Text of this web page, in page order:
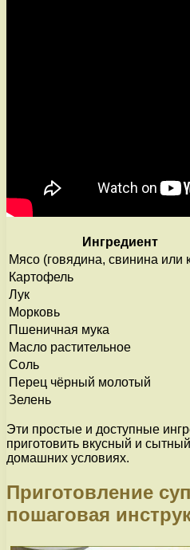
Ингредиент
Мясо (говядина, свинина или
Картофель
Лук
Морковь
Пшеничная мука
Масло растительное
Соль
Перец чёрный молотый
Зелень
Эти простые и доступные
приготовить вкусный и
домашних условиях.
Приготовление
пошаговая